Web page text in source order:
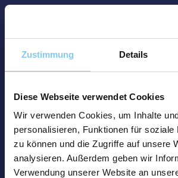
Zustimmung Details
Diese Webseite verwendet Cookies
Wir verwenden Cookies, um Inhalte
personalisieren, Funktionen für soziale
zu können und die Zugriffe auf unsere
analysieren. Außerdem geben wir
Verwendung unserer Website an